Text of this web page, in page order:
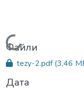
Вантажиться...
Файли
tezy-2.pdf(3,46
Дата